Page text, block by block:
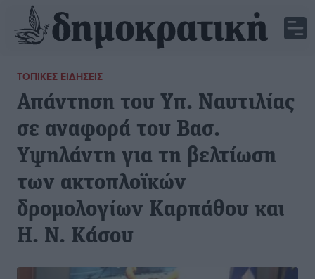
ΤΟΠΙΚΈΣ ΕΙΔΉΣΕΙΣ
Απάντηση του Υπ. Ναυτιλίας
σε αναφορά του Βασ.
Υψηλάντη για τη βελτίωση
των ακτοπλοϊκών
δρομολογίων Καρπάθου και
Η. Ν. Κάσου